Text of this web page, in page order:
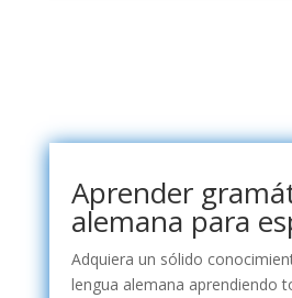
Aprender
alemana para
Adquiera un sólido
lengua alemana aprendiendo